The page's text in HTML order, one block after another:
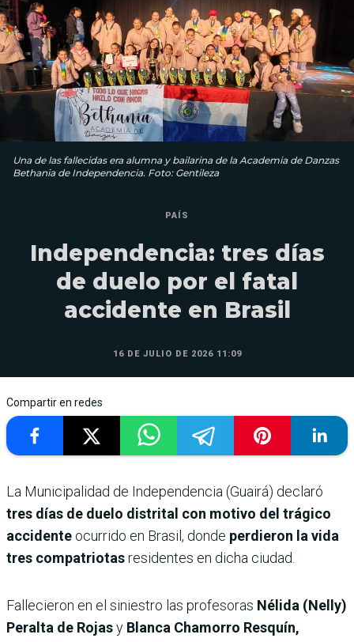
Una de las fallecidas era alumna y bailarina de la Academia de Danzas
Bethania de Independencia. Foto: Gentileza
PAÍS
Independencia: tres días
de duelo por el fatal
accidente en Brasil
16 DE JULIO DE 2026 11:09
Compartir en redes
La Municipalidad de Independencia (Guairá) declaró
tres días de duelo distrital con motivo del trágico
accidente ocurrido en Brasil, donde perdieron la vida
tres compatriotasresidentes en dicha ciudad.
Fallecieron en el siniestro las profesoras Nélida (Nelly)
Peralta de Rojasy Blanca Chamorro Resquín,